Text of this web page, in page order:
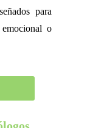
para
o